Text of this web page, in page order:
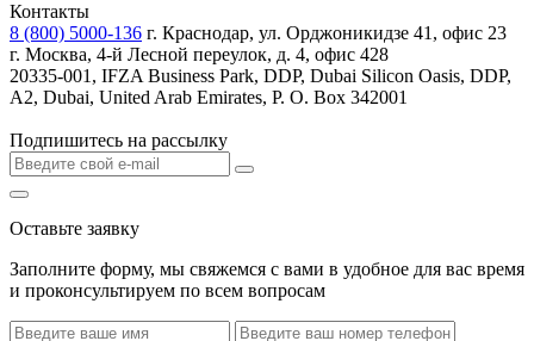
Контакты
8 (800) 5000-136 г. Краснодар, ул. Орджоникидзе 41, офис 23
г. Москва, 4-й Лесной переулок, д. 4, офис 428
20335-001, IFZA Business Park, DDP, Dubai Silicon Oasis, DDP,
A2, Dubai, United Arab Emirates, P. O. Box 342001
Подпишитесь на рассылку
Оставьте заявку
Заполните форму, мы свяжемся с вами в удобное для вас время
и проконсультируем по всем вопросам